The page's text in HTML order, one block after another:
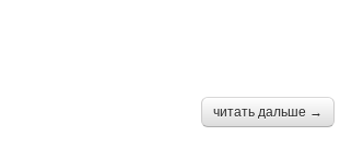
читать дальше →